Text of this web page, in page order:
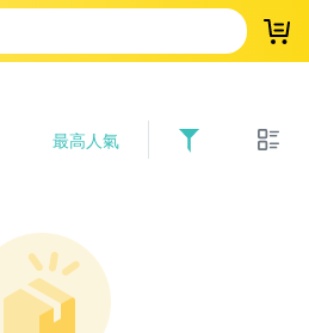
登
最高人氣